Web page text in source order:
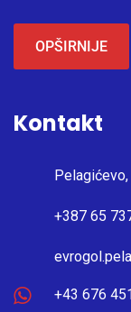
OPŠIRNIJE
Kontakt
+387 65
+43 676